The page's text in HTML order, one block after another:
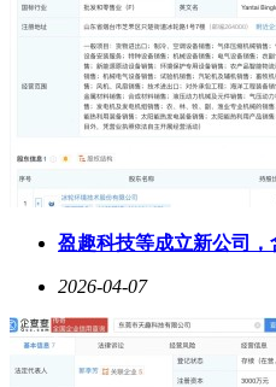
盈趣科技等成立新公司
2026-04-07